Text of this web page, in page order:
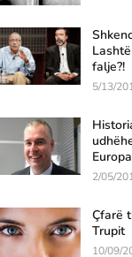
falje?!
5/13/
2/05/
Çfarë
Trupit
10/09/